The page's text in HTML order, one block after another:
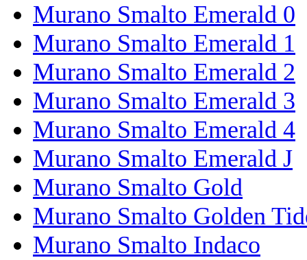
Murano Smalto Emerald 0
Murano Smalto Emerald 1
Murano Smalto Emerald 2
Murano Smalto Emerald 3
Murano Smalto Emerald 4
Murano Smalto Emerald J
Murano Smalto Gold
Murano Smalto Golden
Murano Smalto Indaco